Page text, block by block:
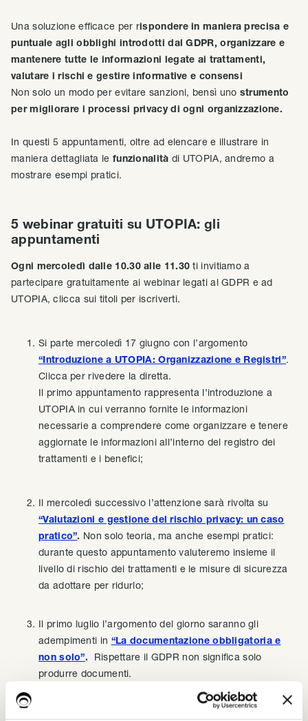
Una soluzione efficace per rispondere in maniera precisa e
puntuale agli obblighi introdotti dal GDPR, organizzare e
mantenere tutte le informazioni legate ai trattamenti,
valutare i rischi e gestire informative e consensi
Non solo un modo per evitare sanzioni, bensì uno strumento
per migliorare i processi privacy di ogni organizzazione.
In questi 5 appuntamenti, oltre ad elencare e illustrare in
maniera dettagliata le funzionalità di UTOPIA, andremo a
mostrare esempi pratici.
5 webinar gratuiti su UTOPIA: gli
appuntamenti
Ogni mercoledì dalle 10.30 alle 11.30 ti invitiamo a
partecipare gratuitamente ai webinar legati al GDPR e ad
UTOPIA, clicca sui titoli per iscriverti.
Si parte mercoledì 17 giugno con l’argomento
“Introduzione a UTOPIA: Organizzazione e Registri”.
Clicca per rivedere la diretta.
Il primo appuntamento rappresenta l’introduzione a
UTOPIA in cui verranno fornite le informazioni
necessarie a comprendere come organizzare e tenere
aggiornate le informazioni all’interno del registro dei
trattamenti e i benefici;
Il mercoledì successivo l’attenzione sarà rivolta su
“Valutazioni e gestione del rischio privacy: un caso
pratico”. Non solo teoria, ma anche esempi pratici:
durante questo appuntamento valuteremo insieme il
livello di rischio dei trattamenti e le misure di sicurezza
da adottare per ridurlo;
Il primo luglio l’argomento del giorno saranno gli
adempimenti in “La documentazione obbligatoria e
non solo”. Rispettare il GDPR non significa solo
produrre documenti.
Questo appuntamento sarà l’occasione per individuare
quali documenti genera UTOPIA: sia quelli indispensabili